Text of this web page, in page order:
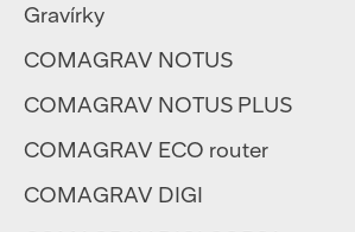
Gravírky
COMAGRAV NOTUS
COMAGRAV NOTUS PLUS
COMAGRAV ECO router
COMAGRAV DIGI